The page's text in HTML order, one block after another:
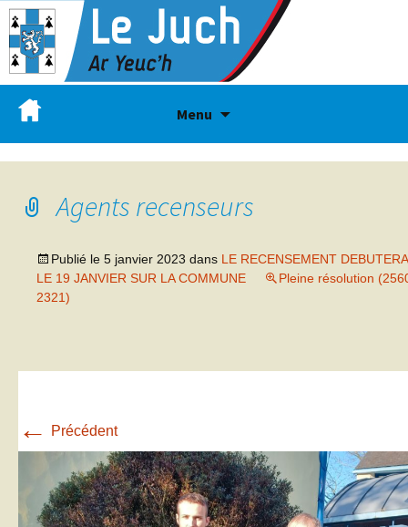
Menu
Agents recenseurs
Publié le 5 janvier 2023 dans LE RECENSEMENT DEBUTERA
LE 19 JANVIER SUR LA COMMUNE
Pleine résolution
2321)
← Précédent